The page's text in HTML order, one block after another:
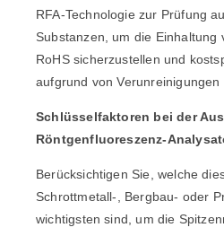
RFA-Technologie zur Prüfung
Substanzen, um die Einhaltung
RoHS sicherzustellen und
aufgrund von Verunreinigungen
Schlüsselfaktoren bei der
Röntgenfluoreszenz-
Berücksichtigen Sie, welche
Schrottmetall-, Bergbau- oder
wichtigsten sind, um die